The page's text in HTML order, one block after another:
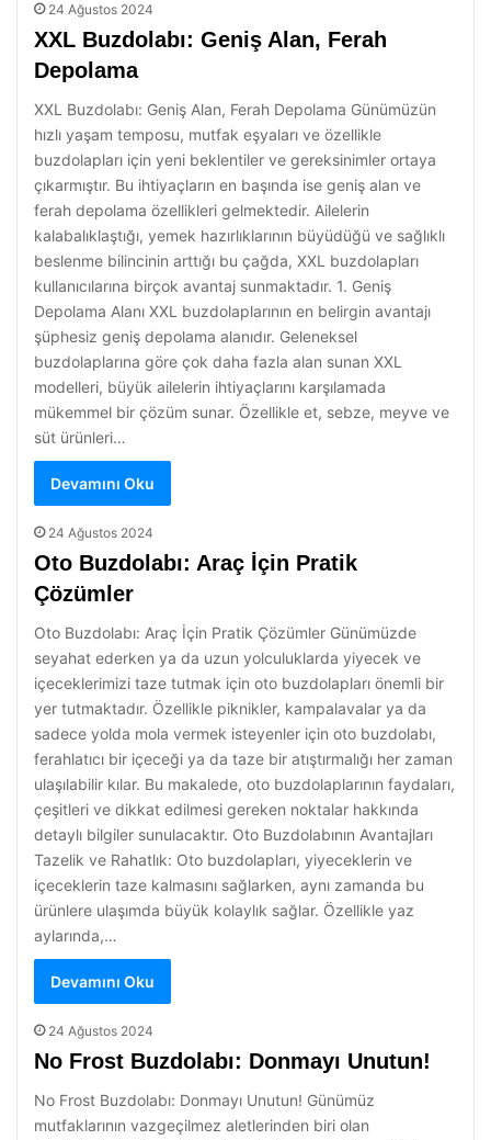
24 Ağustos 2024
XXL Buzdolabı: Geniş Alan, Ferah
Depolama
XXL Buzdolabı: Geniş Alan, Ferah Depolama Günümüzün
hızlı yaşam temposu, mutfak eşyaları ve özellikle
buzdolapları için yeni beklentiler ve gereksinimler ortaya
çıkarmıştır. Bu ihtiyaçların en başında ise geniş alan ve
ferah depolama özellikleri gelmektedir. Ailelerin
kalabalıklaştığı, yemek hazırlıklarının büyüdüğü ve sağlıklı
beslenme bilincinin arttığı bu çağda, XXL buzdolapları
kullanıcılarına birçok avantaj sunmaktadır. 1. Geniş
Depolama Alanı XXL buzdolaplarının en belirgin avantajı
şüphesiz geniş depolama alanıdır. Geleneksel
buzdolaplarına göre çok daha fazla alan sunan XXL
modelleri, büyük ailelerin ihtiyaçlarını karşılamada
mükemmel bir çözüm sunar. Özellikle et, sebze, meyve ve
süt ürünleri…
Devamını Oku
24 Ağustos 2024
Oto Buzdolabı: Araç İçin Pratik
Çözümler
Oto Buzdolabı: Araç İçin Pratik Çözümler Günümüzde
seyahat ederken ya da uzun yolculuklarda yiyecek ve
içeceklerimizi taze tutmak için oto buzdolapları önemli bir
yer tutmaktadır. Özellikle piknikler, kampalavalar ya da
sadece yolda mola vermek isteyenler için oto buzdolabı,
ferahlatıcı bir içeceği ya da taze bir atıştırmalığı her zaman
ulaşılabilir kılar. Bu makalede, oto buzdolaplarının faydaları,
çeşitleri ve dikkat edilmesi gereken noktalar hakkında
detaylı bilgiler sunulacaktır. Oto Buzdolabının Avantajları
Tazelik ve Rahatlık: Oto buzdolapları, yiyeceklerin ve
içeceklerin taze kalmasını sağlarken, aynı zamanda bu
ürünlere ulaşımda büyük kolaylık sağlar. Özellikle yaz
aylarında,…
Devamını Oku
24 Ağustos 2024
No Frost Buzdolabı: Donmayı Unutun!
No Frost Buzdolabı: Donmayı Unutun! Günümüz
mutfaklarının vazgeçilmez aletlerinden biri olan